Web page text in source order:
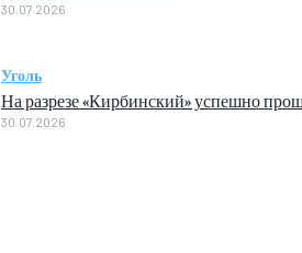
30.07.2026
Уголь
На разрезе «Кирбинский» успешно
30.07.2026